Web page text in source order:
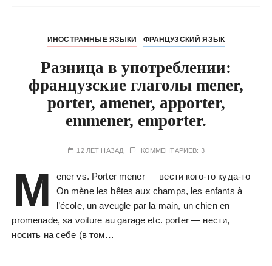
ИНОСТРАННЫЕ ЯЗЫКИ ФРАНЦУЗСКИЙ ЯЗЫК
Разница в употреблении:
французские глаголы mener,
porter, amener, apporter,
emmener, emporter.
12 ЛЕТ НАЗАД КОММЕНТАРИЕВ: 3
M
ener vs. Porter mener — вести кого-то куда-то
On mène les bêtes aux champs, les enfants à
l’école, un aveugle par la main, un chien en
promenade, sa voiture au garage etc. porter — нести,
носить на себе (в том…